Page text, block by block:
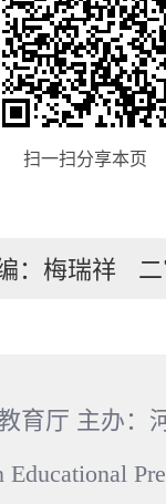
扫一扫分享本页
：梅瑞祥
育厅 主办：